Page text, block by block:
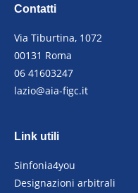
Contatti
Via Tiburtina, 1072
00131 Roma
06 41603247
lazio@aia-figc.it
Link utili
Sinfonia4you
Designazioni arbitrali